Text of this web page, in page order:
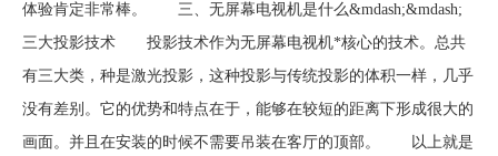
体验肯定非常棒。 三、无屏幕电视机是什么&mdash;&mdash;
三大投影技术 投影技术作为无屏幕电视机*核心的技术。总共
有三大类，种是激光投影，这种投影与传统投影的体积一样，几乎
没有差别。它的优势和特点在于，能够在较短的距离下形成很大的
画面。并且在安装的时候不需要吊装在客厅的顶部。 以上就是